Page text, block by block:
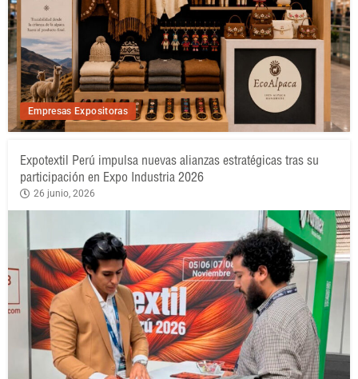
Empresas Expositoras
Expotextil Perú impulsa nuevas alianzas estratégicas tras su
participación en Expo Industria 2026
26 junio, 2026